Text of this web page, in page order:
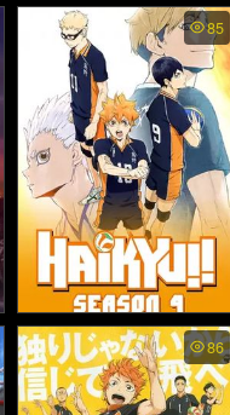
JoJo’s Bizarre Adventure
STONE OCEAN ss5 พากย์
ไทย - โจโจ้ ล่าข้ามศตวรรษ
สโตนโอเชียน ซีซั่น 5 (202
2)
85
Haikyuu ss4 พากย์ไทย - คู่
ตบฟ้าประทาน ภาค4 (202
0)
86